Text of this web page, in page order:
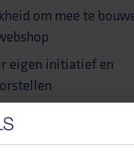
om mee te
eigen initiatief en
salaris en goede